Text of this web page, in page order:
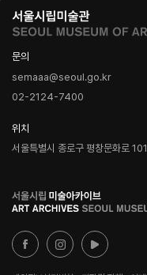
문의
semaaa@seoul.go.kr
02-2124-7400
위치
서울특별시 종로구 평창문화로 101
로
고